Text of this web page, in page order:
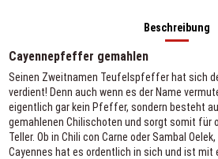
Beschreibung
Cayennepfeffer gemahlen
Seinen Zweitnamen Teufelspfeffer hat sich
verdient! Denn auch wenn es der Name
eigentlich gar kein Pfeffer, sondern besteht
gemahlenen Chilischoten und sorgt somit für
Teller. Ob in Chili con Carne oder Sambal
Cayennes hat es ordentlich in sich und ist mit